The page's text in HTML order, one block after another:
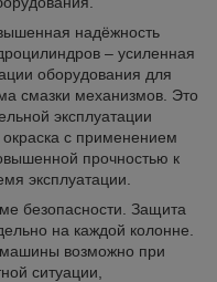
надёжность
– усиленная
оборудования для
смазки механизмов. Это
эксплуатации
с применением
прочностью к
эксплуатации.
безопасности. Защита
на каждой колонне.
возможно при
ситуации,